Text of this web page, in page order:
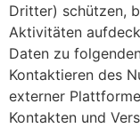
Dritter) schützen,
Aktivitäten
Daten zu
Kontaktieren des
externer
Kontakten und